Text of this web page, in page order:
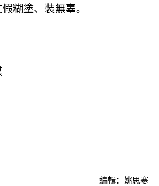
糊塗、裝無辜。
編輯：姚思寒